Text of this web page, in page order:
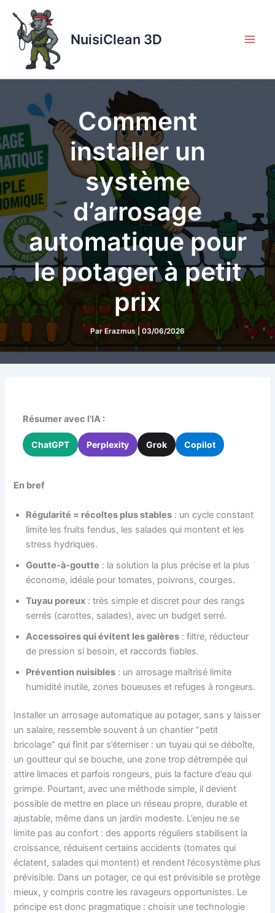
contenu
NuisiClean 3D
Comment
installer un
système
d’arrosage
automatique pour
le potager à petit
prix
Par Erazmus |03/06/2026
Résumer avec l'IA :
ChatGPT Perplexity Grok Copilot
En bref
Régularité = récoltes plus stables : un cycle constant
limite les fruits fendus, les salades qui montent et les
stress hydriques.
Goutte-à-goutte : la solution la plus précise et la plus
économe, idéale pour tomates, poivrons, courges.
Tuyau poreux : très simple et discret pour des rangs
serrés (carottes, salades), avec un budget serré.
Accessoires qui évitent les galères : filtre, réducteur
de pression si besoin, et raccords fiables.
Prévention nuisibles : un arrosage maîtrisé limite
humidité inutile, zones boueuses et refuges à rongeurs.
Installer un arrosage automatique au potager, sans y laisser
un salaire, ressemble souvent à un chantier “petit
bricolage” qui finit par s’éterniser : un tuyau qui se déboîte,
un goutteur qui se bouche, une zone trop détrempée qui
attire limaces et parfois rongeurs, puis la facture d’eau qui
grimpe. Pourtant, avec une méthode simple, il devient
possible de mettre en place un réseau propre, durable et
ajustable, même dans un jardin modeste. L’enjeu ne se
limite pas au confort : des apports réguliers stabilisent la
croissance, réduisent certains accidents (tomates qui
éclatent, salades qui montent) et rendent l’écosystème plus
prévisible. Dans un potager, ce qui est prévisible se protège
mieux, y compris contre les ravageurs opportunistes. Le
principe est donc pragmatique : choisir une technologie